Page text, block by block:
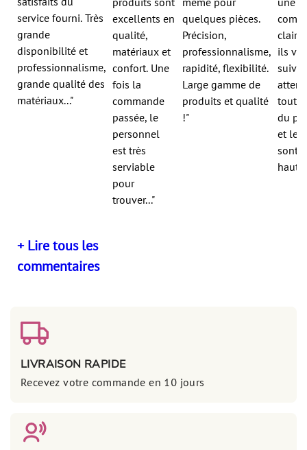
satisfaits du
service fourni. Très
grande
disponibilité et
professionnalisme,
grande qualité des
matériaux..."
produits sont
excellents en
qualité,
matériaux et
confort. Une
fois la
commande
passée, le
personnel
est très
serviable
pour
trouver..."
même pour
quelques pièces.
Précision,
professionnalisme,
rapidité, flexibilité.
Large gamme de
produits et qualité
!"
une
claire
ils
tout
du
et les
sont
haute
+ Lire tous les
commentaires
LIVRAISON RAPIDE
Recevez votre commande en 10 jours